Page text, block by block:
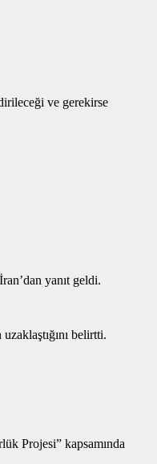
ve gerekirse
yanıt geldi.
belirtti.
Projesi” kapsamında